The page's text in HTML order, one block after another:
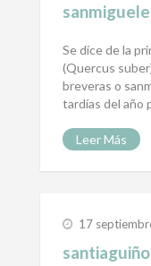
Se dice de la
(Quercus
breveras o
tardías del año
Leer Más
17
santiaguiño